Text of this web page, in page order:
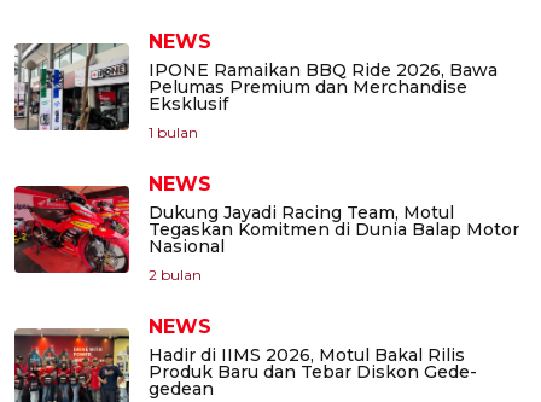
NEWS
IPONE Ramaikan BBQ Ride 2026, Bawa
Pelumas Premium dan Merchandise
Eksklusif
1 bulan
NEWS
Dukung Jayadi Racing Team, Motul
Tegaskan Komitmen di Dunia Balap Motor
Nasional
2 bulan
NEWS
Hadir di IIMS 2026, Motul Bakal Rilis
Produk Baru dan Tebar Diskon Gede-
gedean